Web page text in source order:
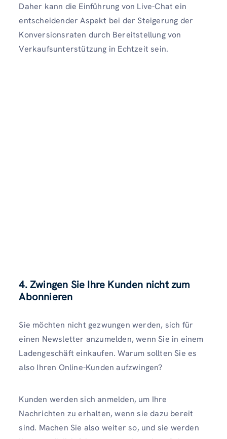
Daher kann die Einführung von Live-Chat ein
entscheidender Aspekt bei der Steigerung der
Konversionsraten durch Bereitstellung von
Verkaufsunterstützung in Echtzeit sein.
4. Zwingen Sie Ihre Kunden nicht zum
Abonnieren
Sie möchten nicht gezwungen werden, sich für
einen Newsletter anzumelden, wenn Sie in einem
Ladengeschäft einkaufen. Warum sollten Sie es
also Ihren Online-Kunden aufzwingen?
Kunden werden sich anmelden, um Ihre
Nachrichten zu erhalten, wenn sie dazu bereit
sind. Machen Sie also weiter so, und sie werden